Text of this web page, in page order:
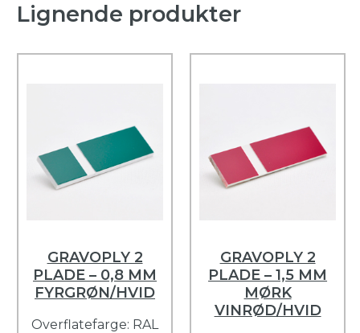
Lignende produkter
GRAVOPLY 2
PLADE – 0,8 MM
FYRGRØN/HVID
Overflatefarge: RAL
GRAVOPLY 2
PLADE – 1,5 MM
MØRK
VINRØD/HVID